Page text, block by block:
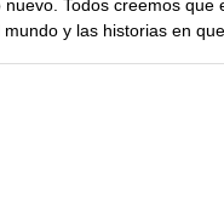
Todos creemos
y las historias en